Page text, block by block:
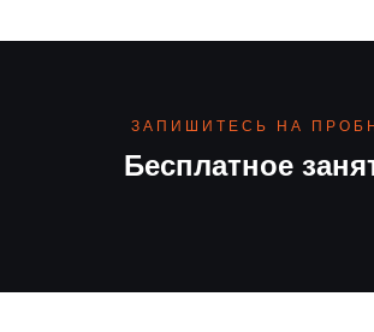
Бесплатное
ЗАПИШИТЕСЬ НА